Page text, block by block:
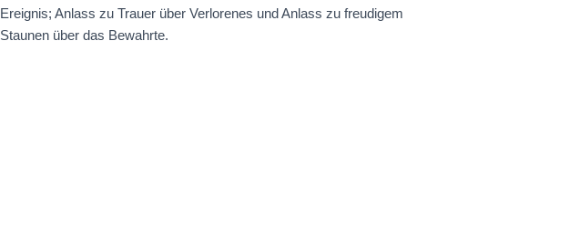
Ereignis; Anlass zu Trauer über Verlorenes und Anlass zu freudigem
Staunen über das Bewahrte.